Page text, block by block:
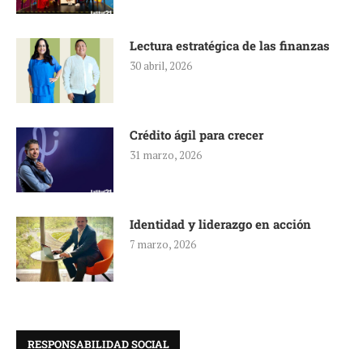
Lectura estratégica de las finanzas
30 abril, 2026
Crédito ágil para crecer
31 marzo, 2026
Identidad y liderazgo en acción
7 marzo, 2026
RESPONSABILIDAD SOCIAL